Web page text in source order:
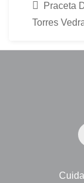
Praceta
Torres